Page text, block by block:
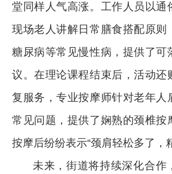
堂同样人气高涨。工作人员以通
现场老人讲解日常膳食搭配原则
糖尿病等常见慢性病，提供了可
议。在理论课程结束后，活动还
复服务，专业按摩师针对老年人
常见问题，提供了娴熟的颈椎按
按摩后纷纷表示“颈肩轻松多了，
未来，街道将持续深化合作